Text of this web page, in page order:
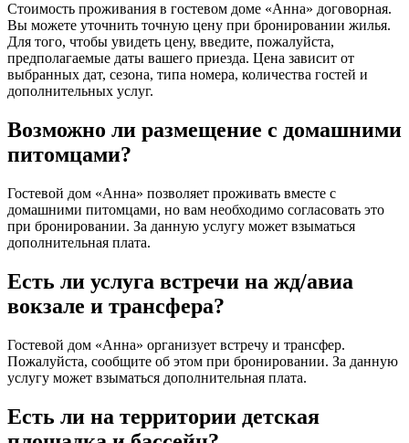
Стоимость проживания в гостевом доме «Анна» договорная.
Вы можете уточнить точную цену при бронировании жилья.
Для того, чтобы увидеть цену, введите, пожалуйста,
предполагаемые даты вашего приезда. Цена зависит от
выбранных дат, сезона, типа номера, количества гостей и
дополнительных услуг.
Возможно ли размещение с домашними
питомцами?
Гостевой дом «Анна» позволяет проживать вместе с
домашними питомцами, но вам необходимо согласовать это
при бронировании. За данную услугу может взыматься
дополнительная плата.
Есть ли услуга встречи на жд/авиа
вокзале и трансфера?
Гостевой дом «Анна» организует встречу и трансфер.
Пожалуйста, сообщите об этом при бронировании. За данную
услугу может взыматься дополнительная плата.
Есть ли на территории детская